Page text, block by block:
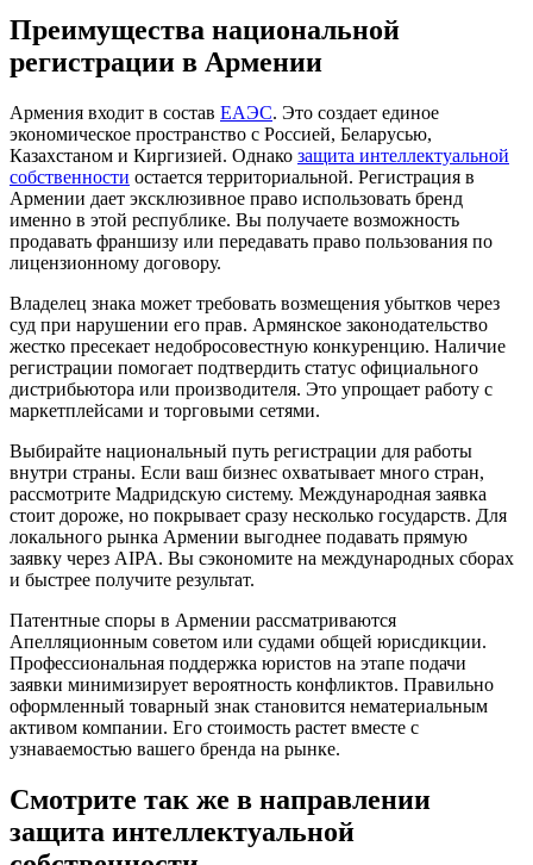
Преимущества национальной
регистрации в Армении
Армения входит в состав ЕАЭС. Это создает единое
экономическое пространство с Россией, Беларусью,
Казахстаном и Киргизией. Однако защита интеллектуальной
собственности остается территориальной. Регистрация в
Армении дает эксклюзивное право использовать бренд
именно в этой республике. Вы получаете возможность
продавать франшизу или передавать право пользования по
лицензионному договору.
Владелец знака может требовать возмещения убытков через
суд при нарушении его прав. Армянское законодательство
жестко пресекает недобросовестную конкуренцию. Наличие
регистрации помогает подтвердить статус официального
дистрибьютора или производителя. Это упрощает работу с
маркетплейсами и торговыми сетями.
Выбирайте национальный путь регистрации для работы
внутри страны. Если ваш бизнес охватывает много стран,
рассмотрите Мадридскую систему. Международная заявка
стоит дороже, но покрывает сразу несколько государств. Для
локального рынка Армении выгоднее подавать прямую
заявку через AIPA. Вы сэкономите на международных сборах
и быстрее получите результат.
Патентные споры в Армении рассматриваются
Апелляционным советом или судами общей юрисдикции.
Профессиональная поддержка юристов на этапе подачи
заявки минимизирует вероятность конфликтов. Правильно
оформленный товарный знак становится нематериальным
активом компании. Его стоимость растет вместе с
узнаваемостью вашего бренда на рынке.
Смотрите так же в направлении
защита интеллектуальной